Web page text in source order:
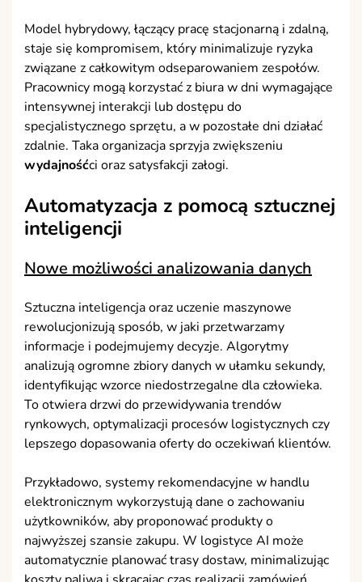
Model hybrydowy, łączący pracę stacjonarną i zdalną,
staje się kompromisem, który minimalizuje ryzyka
związane z całkowitym odseparowaniem zespołów.
Pracownicy mogą korzystać z biura w dni wymagające
intensywnej interakcji lub dostępu do
specjalistycznego sprzętu, a w pozostałe dni działać
zdalnie. Taka organizacja sprzyja zwiększeniu
wydajnośćci oraz satysfakcji załogi.
Automatyzacja z pomocą sztucznej
inteligencji
Nowe możliwości analizowania danych
Sztuczna inteligencja oraz uczenie maszynowe
rewolucjonizują sposób, w jaki przetwarzamy
informacje i podejmujemy decyzje. Algorytmy
analizują ogromne zbiory danych w ułamku sekundy,
identyfikując wzorce niedostrzegalne dla człowieka.
To otwiera drzwi do przewidywania trendów
rynkowych, optymalizacji procesów logistycznych czy
lepszego dopasowania oferty do oczekiwań klientów.
Przykładowo, systemy rekomendacyjne w handlu
elektronicznym wykorzystują dane o zachowaniu
użytkowników, aby proponować produkty o
najwyższej szansie zakupu. W logistyce AI może
automatycznie planować trasy dostaw, minimalizując